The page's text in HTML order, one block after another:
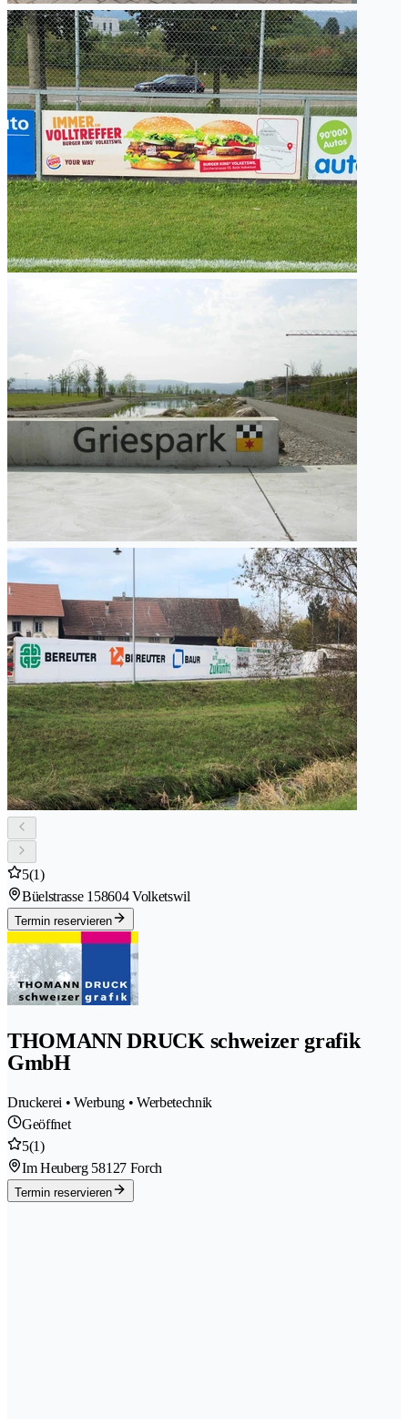
5(1)
Büelstrasse 158604 Volketswil
Termin reservieren
THOMANN DRUCK schweizer grafik
GmbH
Druckerei • Werbung • Werbetechnik
Geöffnet
5(1)
Im Heuberg 58127 Forch
Termin reservieren